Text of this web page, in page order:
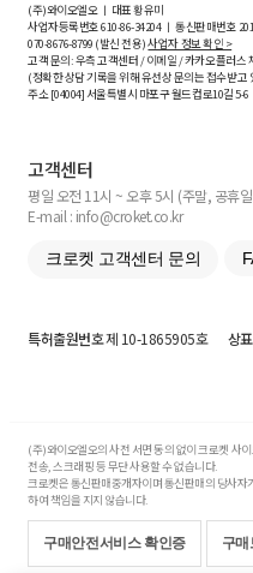
(주)와이오엘오 ㅣ 대표 황유미
사업자등록번호610-86-34204ㅣ 통신판매번호
070-8676-8799 (발신 전용)사업자 정보 확인 >
고객 문의: 우측 고객센터 / 이메일 / 카카오플러스
(정확한 상담 기록을 위해 유선상 문의는 접수받고
주소 [04004] 서울특별시 마포구 월드컵로10길5-6
고객센터
평일 오전 11시 ~ 오후 5시 (주말, 공휴
E-mail : info@croket.co.kr
크로켓 고객센터 문의
특허출원번호제 10-1865905호 상
(주)와이오엘오의 사전 서면 동의 없이 크로켓 사
전송, 스크래핑 등 무단 사용할 수 없습니다.
크로켓은 통신판매중개자이며 통신판매의 당사
하여 책임을 지지 않습니다.
구매안전서비스 확인증 구